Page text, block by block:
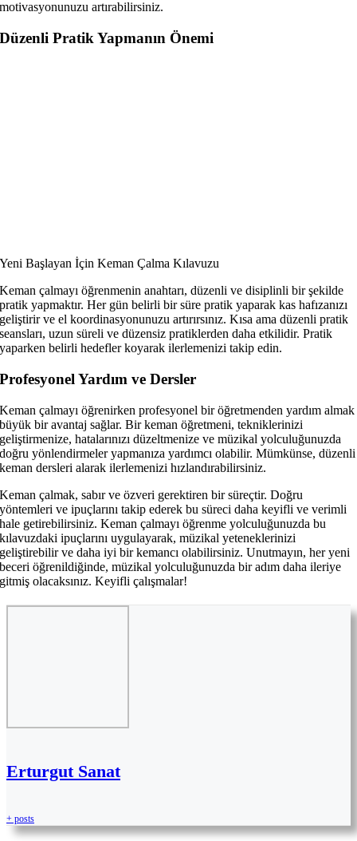
motivasyonunuzu artırabilirsiniz.
Düzenli Pratik Yapmanın Önemi
Yeni Başlayan İçin Keman Çalma Kılavuzu
Keman çalmayı öğrenmenin anahtarı, düzenli ve disiplinli bir şekilde
pratik yapmaktır. Her gün belirli bir süre pratik yaparak kas hafızanızı
geliştirir ve el koordinasyonunuzu artırırsınız. Kısa ama düzenli pratik
seansları, uzun süreli ve düzensiz pratiklerden daha etkilidir. Pratik
yaparken belirli hedefler koyarak ilerlemenizi takip edin.
Profesyonel Yardım ve Dersler
Keman çalmayı öğrenirken profesyonel bir öğretmenden yardım almak
büyük bir avantaj sağlar. Bir keman öğretmeni, tekniklerinizi
geliştirmenize, hatalarınızı düzeltmenize ve müzikal yolculuğunuzda
doğru yönlendirmeler yapmanıza yardımcı olabilir. Mümkünse, düzenli
keman dersleri alarak ilerlemenizi hızlandırabilirsiniz.
Keman çalmak, sabır ve özveri gerektiren bir süreçtir. Doğru
yöntemleri ve ipuçlarını takip ederek bu süreci daha keyifli ve verimli
hale getirebilirsiniz. Keman çalmayı öğrenme yolculuğunuzda bu
kılavuzdaki ipuçlarını uygulayarak, müzikal yeteneklerinizi
geliştirebilir ve daha iyi bir kemancı olabilirsiniz. Unutmayın, her yeni
beceri öğrenildiğinde, müzikal yolculuğunuzda bir adım daha ileriye
gitmiş olacaksınız. Keyifli çalışmalar!
Erturgut Sanat
+ posts